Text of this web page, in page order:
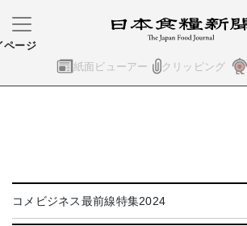
紙面ビューアー クリッピング
ページ
コメビジネス最前線特集2024